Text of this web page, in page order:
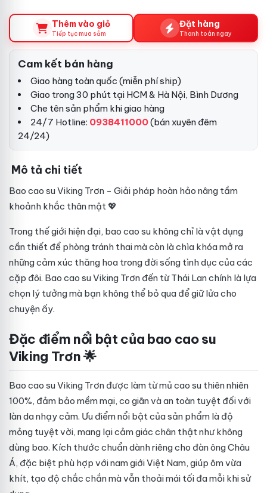
Thêm vào giỏ
Tiếp tục mua sắm
Đặt hàng
Thanh toán ngay
Cam kết bán hàng
Giao hàng toàn quốc (miễn phí ship)
Giao trong 30 phút tại HCM & Hà Nội, Bình Dương
Che tên sản phẩm khi giao hàng
24/7 Hotline: 0938411000(bán xuyên đêm
24/24)
Mô tả chi tiết
Bao cao su Viking Trơn - Giải pháp hoàn hảo nâng tầm
khoảnh khắc thân mật 💖
Trong thế giới hiện đại, bao cao su không chỉ là vật dụng
cần thiết để phòng tránh thai mà còn là chìa khóa mở ra
những cảm xúc thăng hoa trong đời sống tình dục của các
cặp đôi. Bao cao su Viking Trơn đến từ Thái Lan chính là lựa
chọn lý tưởng mà bạn không thể bỏ qua để giữ lửa cho
chuyện ấy.
Đặc điểm nổi bật của bao cao su
Viking Trơn 🌟
Bao cao su Viking Trơn được làm từ mủ cao su thiên nhiên
100%, đảm bảo mềm mại, co giãn và an toàn tuyệt đối với
làn da nhạy cảm. Ưu điểm nổi bật của sản phẩm là độ
mỏng tuyệt vời, mang lại cảm giác chân thật như không
dùng bao. Kích thước chuẩn dành riêng cho đàn ông Châu
Á, đặc biệt phù hợp với nam giới Việt Nam, giúp ôm vừa
khít, tạo độ chắc chắn mà vẫn thoải mái tối đa mỗi khi sử